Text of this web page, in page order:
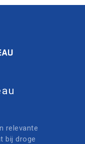
relevante
bij droge